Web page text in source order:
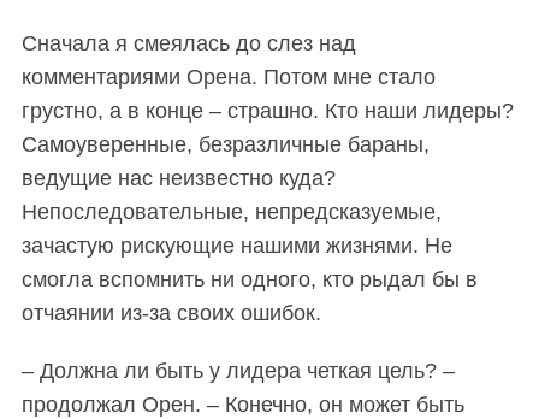
Сначала я смеялась до слез над
комментариями Орена. Потом мне стало
грустно, а в конце – страшно. Кто наши лидеры?
Самоуверенные, безразличные бараны,
ведущие нас неизвестно куда?
Непоследовательные, непредсказуемые,
зачастую рискующие нашими жизнями. Не
смогла вспомнить ни одного, кто рыдал бы в
отчаянии из-за своих ошибок.
– Должна ли быть у лидера четкая цель? –
продолжал Орен. – Конечно, он может быть